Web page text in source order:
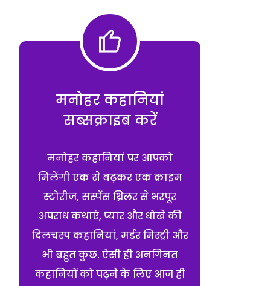
मनोहर कहानियां
सब्सक्राइब करें
मनोहर कहानियां पर आपको
मिलेंगी एक से बढ़कर एक क्राइम
स्टोरीज, सस्पेंस थ्रिलर से भरपूर
अपराध कथाएं, प्यार और धोखे की
दिलचस्प कहानियां, मर्डर मिस्ट्री और
भी बहुत कुछ. ऐसी ही अनगिनत
कहानियों को पढ़ने के लिए आज ही